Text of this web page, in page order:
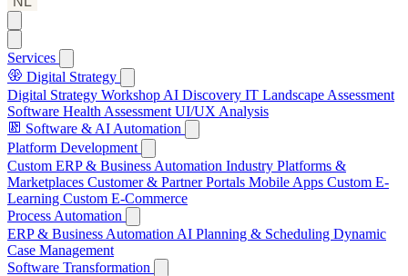
Services
Digital Strategy
Digital Strategy Workshop AI Discovery IT Landscape Assessment
Software Health Assessment UI/UX Analysis
Software & AI Automation
Platform Development
Custom ERP & Business Automation Industry Platforms &
Marketplaces Customer & Partner Portals Mobile Apps Custom E-
Learning Custom E-Commerce
Process Automation
ERP & Business Automation AI Planning & Scheduling Dynamic
Case Management
Software Transformation